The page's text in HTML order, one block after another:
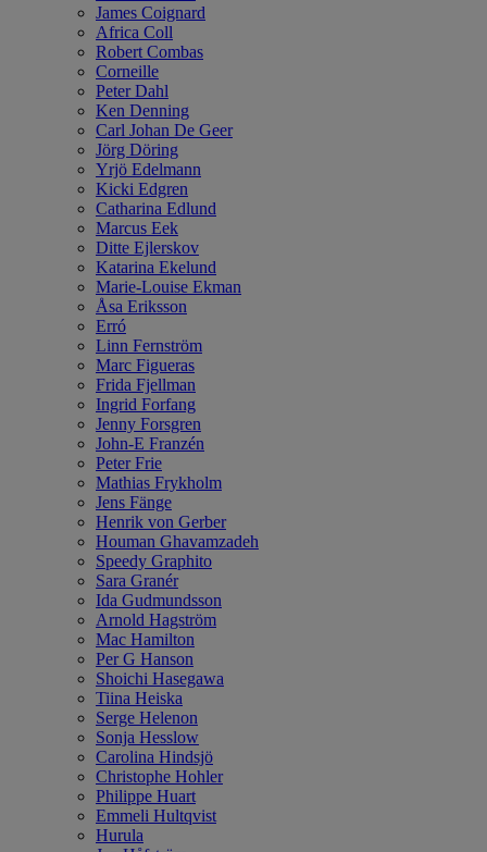
James Coignard
Africa Coll
Robert Combas
Corneille
Peter Dahl
Ken Denning
Carl Johan De Geer
Jörg Döring
Yrjö Edelmann
Kicki Edgren
Catharina Edlund
Marcus Eek
Ditte Ejlerskov
Katarina Ekelund
Marie-Louise Ekman
Åsa Eriksson
Erró
Linn Fernström
Marc Figueras
Frida Fjellman
Ingrid Forfang
Jenny Forsgren
John-E Franzén
Peter Frie
Mathias Frykholm
Jens Fänge
Henrik von Gerber
Houman Ghavamzadeh
Speedy Graphito
Sara Granér
Ida Gudmundsson
Arnold Hagström
Mac Hamilton
Per G Hanson
Shoichi Hasegawa
Tiina Heiska
Serge Helenon
Sonja Hesslow
Carolina Hindsjö
Christophe Hohler
Philippe Huart
Emmeli Hultqvist
Hurula